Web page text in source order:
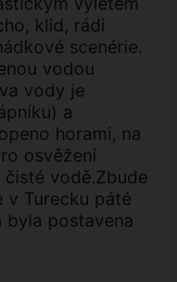
klid, rádi
scenérie.
vodou
vody je
a
horami, na
osvěžení
vodě.Zbude
Turecku páté
byla postavena